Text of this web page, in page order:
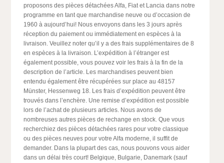
proposons des pièces détachées Alfa, Fiat et Lancia dans notre
programme en tant que marchandise neuve ou d’occasion de
1960 à aujourd’hui! Nous envoyons dans les 3 jours après
réception du paiement ou immédiatement en espèces à la
livraison. Veuillez noter qu’il y a des frais supplémentaires de 8
en espèces à la livraison. L’expédition à l’étranger est
également possible, vous pouvez voir les frais à la fin de la
description de l’article. Les marchandises peuvent bien
entendu également être récupérées sur place au 48157
Münster, Hessenweg 18. Les frais d’expédition peuvent être
trouvés dans l’enchère. Une remise d’expédition est possible
lors de l’achat de plusieurs articles. Nous avons de
nombreuses autres pièces de rechange en stock. Que vous
recherchiez des pièces détachées rares pour votre classique
ou des pièces neuves pour votre Alfa moderne, il suffit de
demander. Dans la plupart des cas, nous pouvons vous aider
dans un délai très court! Belgique, Bulgarie, Danemark (sauf